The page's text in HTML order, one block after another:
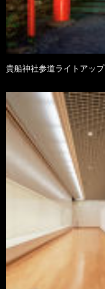
貴船神社参道ライトアップ